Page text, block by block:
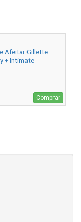
Afeitar Gillette
+ Intimate
Comprar